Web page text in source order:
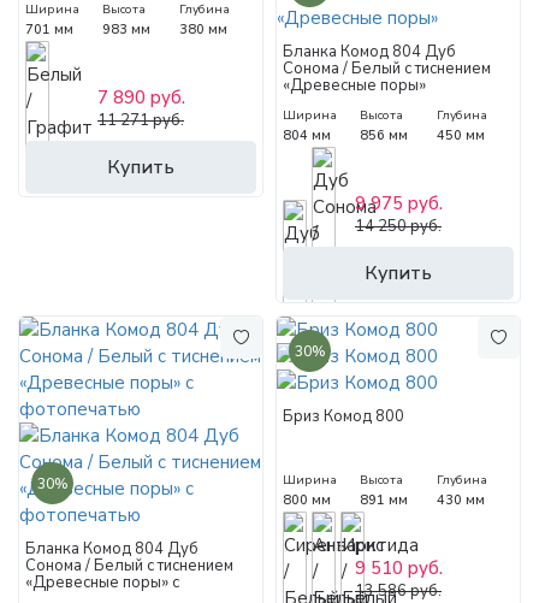
Ширина
701 мм
Высота
983 мм
Глубина
380 мм
Купить
7 890 руб.
11 271 руб.
Бланка Комод 804 Дуб
Сонома / Белый с тиснением
«Древесные поры»
Ширина
804 мм
Высота
856 мм
Глубина
450 мм
Купить
9 975 руб.
14 250 руб.
30%
Бланка Комод 804 Дуб
Сонома / Белый с тиснением
«Древесные поры» с
30%
Бриз Комод 800
Ширина
800 мм
Высота
891 мм
Глубина
430 мм
9 510 руб.
13 586 руб.